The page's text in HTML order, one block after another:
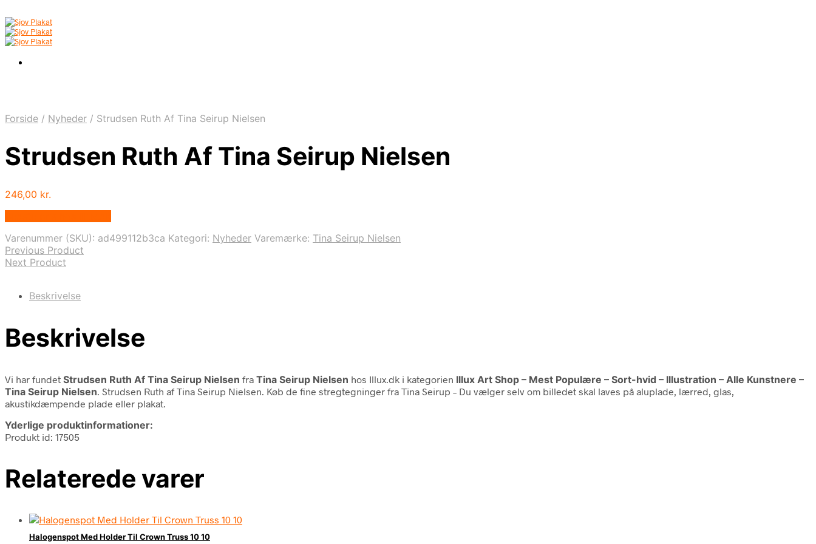
Forside / Nyheder / Strudsen Ruth Af Tina Seirup Nielsen
Strudsen Ruth Af Tina Seirup Nielsen
246,00 kr.
Varenummer (SKU): ad499112b3ca Kategori: Nyheder Varemærke: Tina Seirup Nielsen
Previous Product
Next Product
Beskrivelse
Beskrivelse
Vi har fundet Strudsen Ruth Af Tina Seirup Nielsen fra Tina Seirup Nielsen hos Illux.dk i kategorien Illux Art Shop – Mest Populære – Sort-hvid – Illustration – Alle Kunstnere –
Tina Seirup Nielsen . Strudsen Ruth af Tina Seirup Nielsen. Køb de fine stregtegninger fra Tina Seirup – Du vælger selv om billedet skal laves på aluplade, lærred, glas,
akustikdæmpende plade eller plakat.
Yderlige produktinformationer:
Produkt id: 17505
Relaterede varer
Halogenspot Med Holder Til Crown Truss 10 10